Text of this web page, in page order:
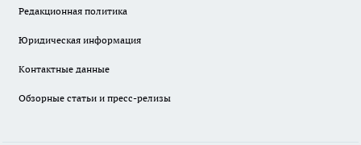
Редакционная политика
Юридическая информация
Контактные данные
Обзорные статьи и пресс-релизы